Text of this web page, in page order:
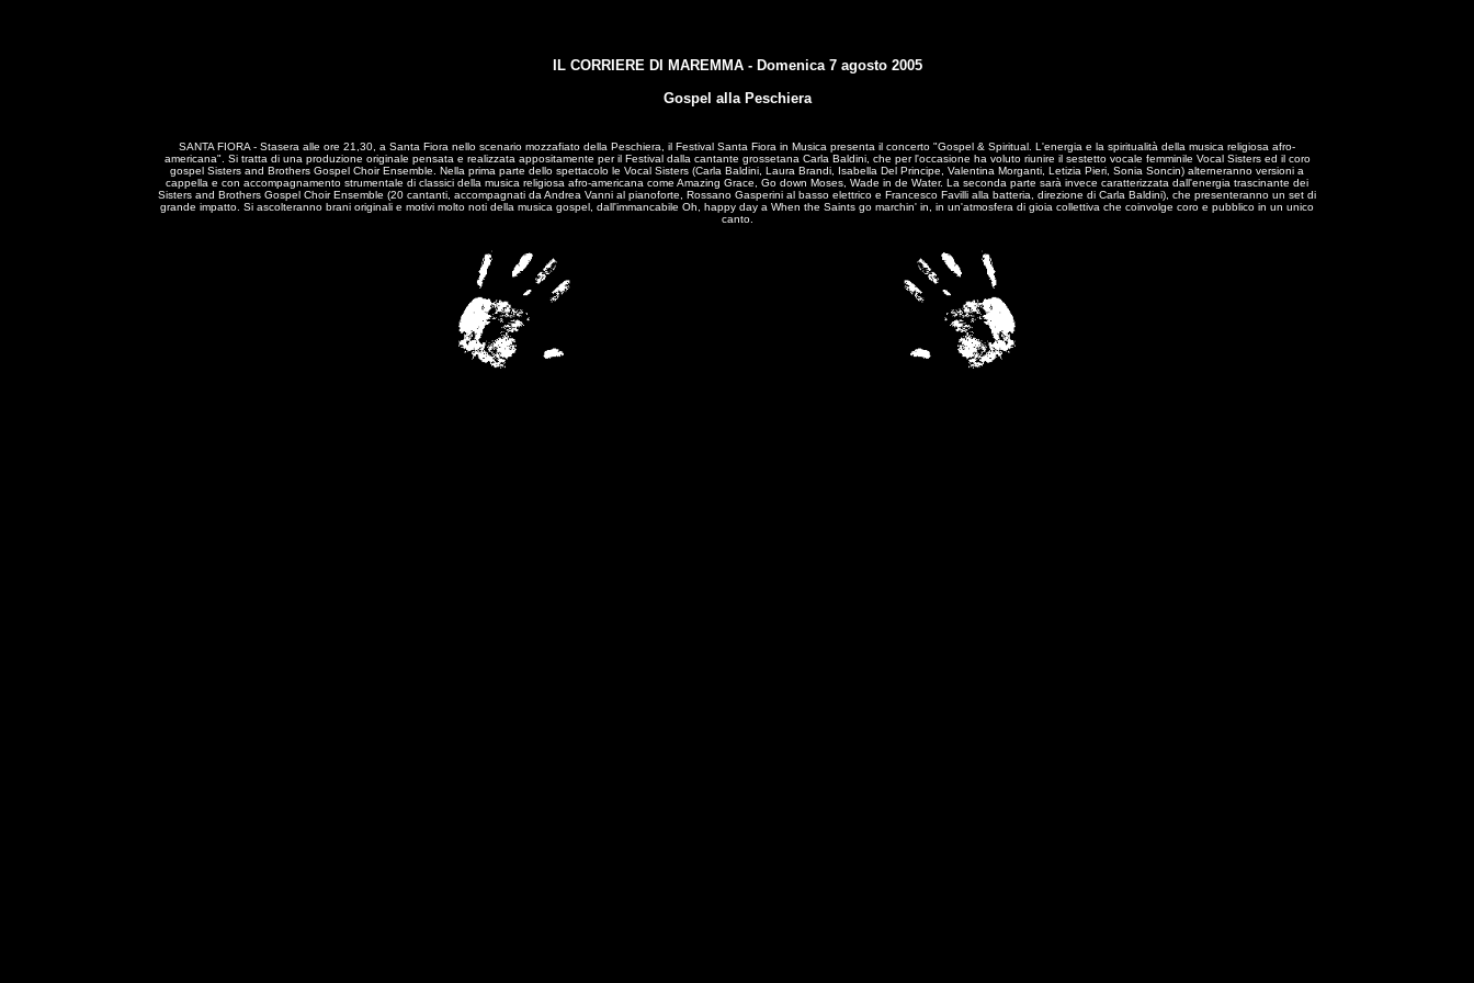
IL CORRIERE DI MAREMMA - Domenica 7 agosto 2005
Gospel alla Peschiera
SANTA FIORA - Stasera alle ore 21,30, a Santa Fiora nello scenario mozzafiato della Peschiera, il Festival Santa Fiora in Musica presenta il concerto "Gospel & Spiritual. L'energia e la spiritualità della musica religiosa afro-
americana". Si tratta di una produzione originale pensata e realizzata appositamente per il Festival dalla cantante grossetana Carla Baldini, che per l'occasione ha voluto riunire il sestetto vocale femminile Vocal Sisters ed il coro
gospel Sisters and Brothers Gospel Choir Ensemble. Nella prima parte dello spettacolo le Vocal Sisters (Carla Baldini, Laura Brandi, Isabella Del Principe, Valentina Morganti, Letizia Pieri, Sonia Soncin) alterneranno versioni a
cappella e con accompagnamento strumentale di classici della musica religiosa afro-americana come Amazing Grace, Go down Moses, Wade in de Water. La seconda parte sarà invece caratterizzata dall'energia trascinante dei
Sisters and Brothers Gospel Choir Ensemble (20 cantanti, accompagnati da Andrea Vanni al pianoforte, Rossano Gasperini al basso elettrico e Francesco Favilli alla batteria, direzione di Carla Baldini), che presenteranno un set di
grande impatto. Si ascolteranno brani originali e motivi molto noti della musica gospel, dall'immancabile Oh, happy day a When the Saints go marchin' in, in un'atmosfera di gioia collettiva che coinvolge coro e pubblico in un unico
canto.